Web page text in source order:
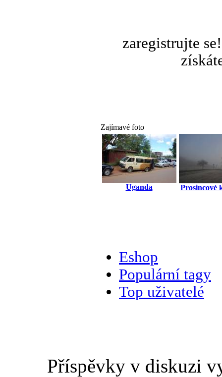
zaregistrujte
Zajímavé foto
Uganda Prosincové
Eshop
Populární tagy
Top uživatelé
Příspěvky v diskuzi